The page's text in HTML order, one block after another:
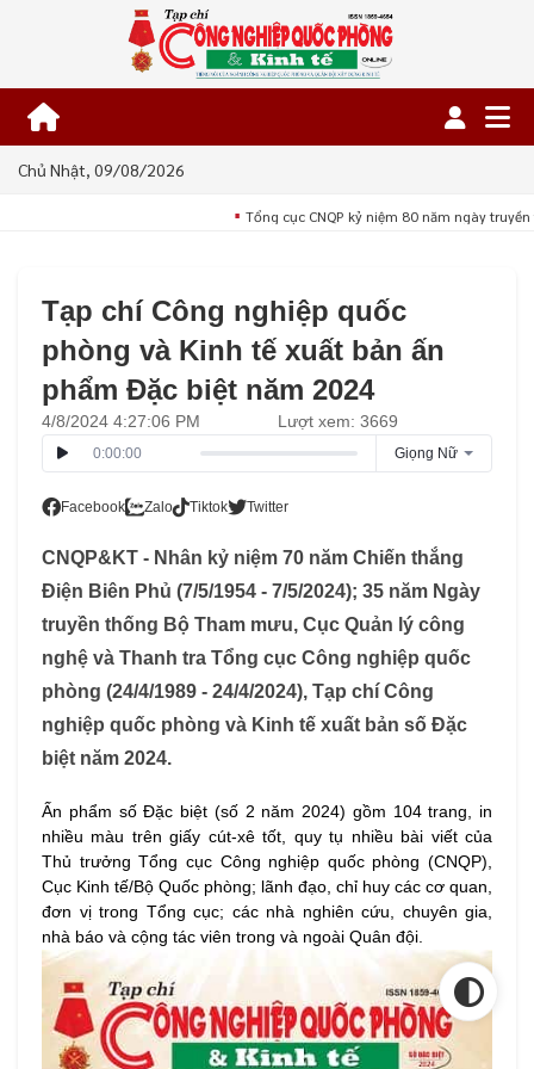
Chủ Nhật, 09/08/2026
■ Tổng cục CNQP kỷ niệm 80 năm ngày
Tạp chí Công nghiệp quốc
phòng và Kinh tế xuất bản ấn
phẩm Đặc biệt năm 2024
4/8/2024 4:27:06 PM
0:00:00 Giọng Nữ
Lượt xem: 3669
Facebook Zalo Tiktok Twitter
CNQP&KT - Nhân kỷ niệm 70 năm Chiến thắng
Điện Biên Phủ (7/5/1954 - 7/5/2024); 35 năm Ngày
truyền thống Bộ Tham mưu, Cục Quản lý công
nghệ và Thanh tra Tổng cục Công nghiệp quốc
phòng (24/4/1989 - 24/4/2024), Tạp chí Công
nghiệp quốc phòng và Kinh tế xuất bản số Đặc
biệt năm 2024.
Ấn phẩm số Đặc biệt (số 2 năm 2024) gồm 104 trang, in
nhiều màu trên giấy cút-xê tốt, quy tụ nhiều bài viết của
Thủ trưởng Tổng cục Công nghiệp quốc phòng (CNQP),
Cục Kinh tế/Bộ Quốc phòng; lãnh đạo, chỉ huy các cơ quan,
đơn vị trong Tổng cục; các nhà nghiên cứu, chuyên gia,
nhà báo và cộng tác viên trong và ngoài Quân đội.